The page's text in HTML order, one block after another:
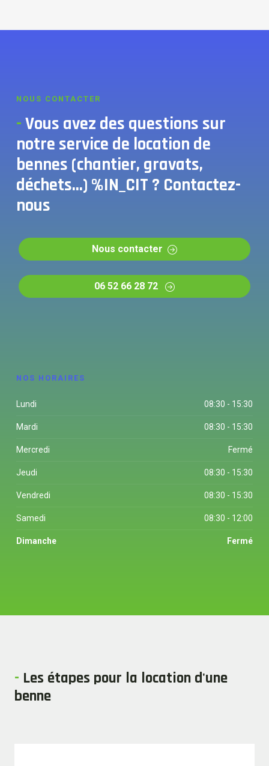
NOUS CONTACTER
-Vous avez des questions sur
notre service de location de
bennes (chantier, gravats,
déchets...) %IN_CIT ? Contactez-
nous
Nous contacter
06 52 66 28 72
NOS HORAIRES
Lundi 08:30 - 15:30
Mardi 08:30 - 15:30
Mercredi Fermé
Jeudi 08:30 - 15:30
Vendredi 08:30 - 15:30
Samedi 08:30 - 12:00
Dimanche Fermé
- Les étapes pour la location d'une
benne